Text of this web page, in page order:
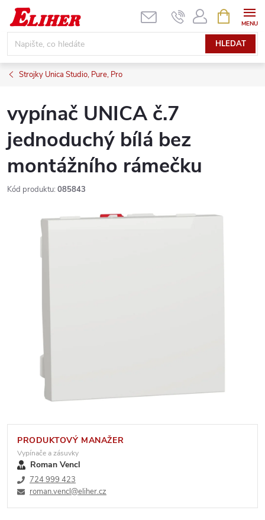
Přejít
obsah
HLEDAT
NÁKUPNÍ
KOŠÍK
Strojky Unica Studio, Pure, Pro
vypínač UNICA č.7
jednoduchý bílá bez
montážního rámečku
Kód produktu: 085843
PRODUKTOVÝ MANAŽER
Vypínače a zásuvky
Roman Vencl
724 999 423
roman.vencl@eliher.cz